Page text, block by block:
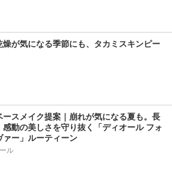
燥が気になる季節にも、タカミスキンピー
ースメイク提案｜崩れが気になる夏も。長
感動の美しさを守り抜く「ディオール フォ
ァー」ルーティーン
ル